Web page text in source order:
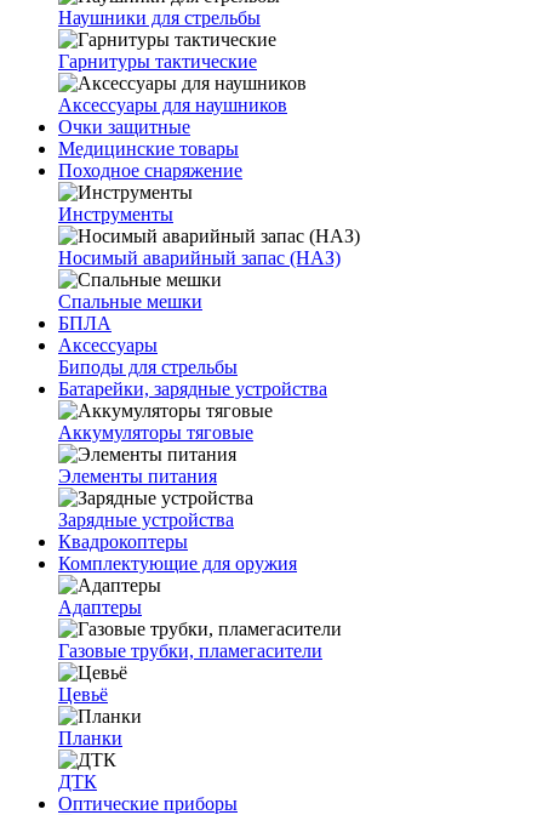
Наушники для стрельбы
Гарнитуры тактические
Аксессуары для наушников
Очки защитные
Медицинские товары
Походное снаряжение
Инструменты
Носимый аварийный запас (НАЗ)
Спальные мешки
БПЛА
Аксессуары
Биподы для стрельбы
Батарейки, зарядные устройства
Аккумуляторы тяговые
Элементы питания
Зарядные устройства
Квадрокоптеры
Комплектующие для оружия
Адаптеры
Газовые трубки, пламегасители
Цевьё
Планки
ДТК
Оптические приборы